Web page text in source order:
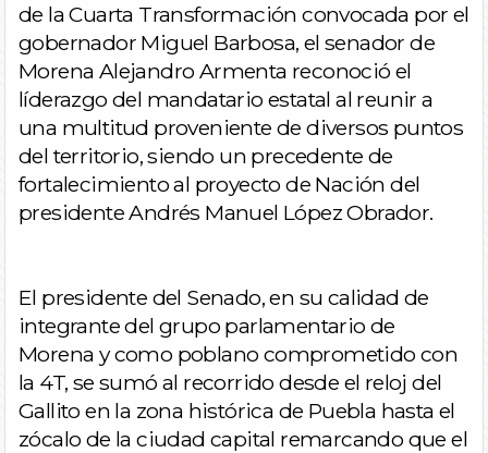
de la Cuarta Transformación convocada por el
gobernador Miguel Barbosa, el senador de
Morena Alejandro Armenta reconoció el
líderazgo del mandatario estatal al reunir a
una multitud proveniente de diversos puntos
del territorio, siendo un precedente de
fortalecimiento al proyecto de Nación del
presidente Andrés Manuel López Obrador.
El presidente del Senado, en su calidad de
integrante del grupo parlamentario de
Morena y como poblano comprometido con
la 4T, se sumó al recorrido desde el reloj del
Gallito en la zona histórica de Puebla hasta el
zócalo de la ciudad capital remarcando que el